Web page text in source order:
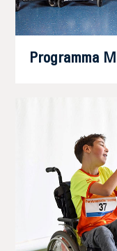
Programma